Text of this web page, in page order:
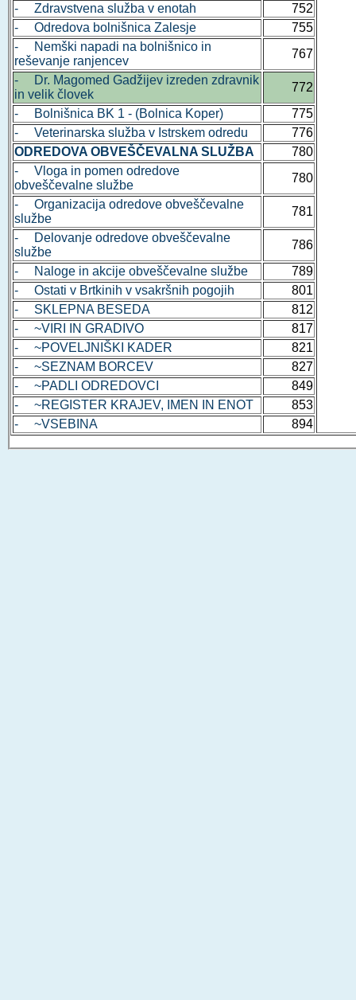
- Zdravstvena služba v enotah
752
- Odredova bolnišnica Zalesje
755
- Nemški napadi na bolnišnico in
reševanje ranjencev
767
- Dr. Magomed Gadžijev izreden zdravnik
in velik človek
772
- Bolnišnica BK 1 - (Bolnica Koper)
775
- Veterinarska služba v Istrskem odredu
776
ODREDOVA OBVEŠČEVALNA SLUŽBA
780
- Vloga in pomen odredove
obveščevalne službe
780
- Organizacija odredove obveščevalne
službe
781
- Delovanje odredove obveščevalne
službe
786
- Naloge in akcije obveščevalne službe
789
- Ostati v Brtkinih v vsakršnih pogojih
801
- SKLEPNA BESEDA
812
- ~VIRI IN GRADIVO
817
- ~POVELJNIŠKI KADER
821
- ~SEZNAM BORCEV
827
- ~PADLI ODREDOVCI
849
- ~REGISTER KRAJEV, IMEN IN ENOT
853
- ~VSEBINA
894